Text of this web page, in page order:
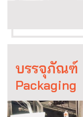
บรรจุภัณฑ์
Packaging